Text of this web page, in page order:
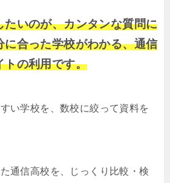
たいのが、カンタンな質問に
に合った学校がわかる、通信
トの利用です。
い学校を、数校に絞って資料を
通信高校を、じっくり比較・検